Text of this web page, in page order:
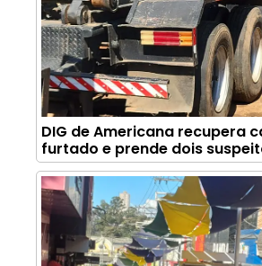
DIG de Americana recupera
furtado e prende dois